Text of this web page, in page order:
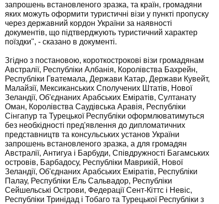
запрошень встановленого зразка, та країн, громадяни
яких можуть оформити туристичні візи у пункті пропуску
через державний кордон України за наявності
документів, що підтверджують туристичний характер
поїздки", - сказано в документі.
Згідно з постановою, короткострокові візи громадянам
Австралії, Республіки Албанія, Королівства Бахрейн,
Республіки Гватемала, Держави Катар, Держави Кувейт,
Малайзії, Мексиканських Сполучених Штатів, Нової
Зеландії, Об'єднаних Арабських Еміратів, Султанату
Оман, Королівства Саудівська Аравія, Республіки
Сінгапур та Турецької Республіки оформлюватимуться
без необхідності пред'явлення до дипломатичних
представництв та консульських установ України
запрошень встановленого зразка, а для громадян
Австралії, Антигуа і Барбуди, Співдружності Багамських
островів, Барбадосу, Республіки Маврикій, Нової
Зеландії, Об'єднаних Арабських Еміратів, Республіки
Палау, Республіки Ель Сальвадор, Республіки
Сейшельські Острови, Федерації Сент-Кіттс і Невіс,
Республіки Тринідад і Тобаго та Турецької Республіки з